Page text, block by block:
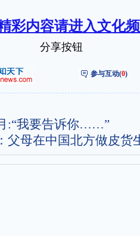
彩内容请进入文化
分享按钮
参与互动(0)
:“我要告诉你……”
父母在中国北方做皮货